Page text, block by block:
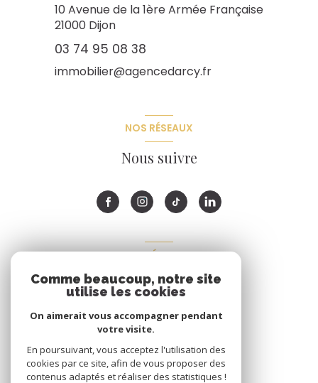
10 Avenue de la 1ère Armée Française
21000 Dijon
03 74 95 08 38
immobilier@agencedarcy.fr
NOS RÉSEAUX
Nous suivre
ADHÉRENTS
Nous adhérons
Comme beaucoup, notre site
utilise les cookies
On aimerait vous accompagner pendant
votre visite.
En poursuivant, vous acceptez l'utilisation des
cookies par ce site, afin de vous proposer des
contenus adaptés et réaliser des statistiques !